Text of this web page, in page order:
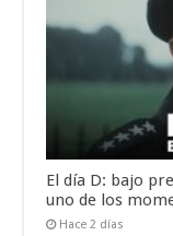
El día D: bajo
uno de los
Hace 2 días